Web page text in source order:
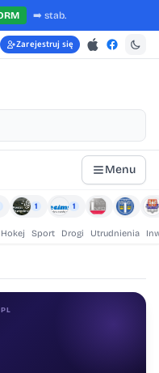
➡️ stab.
Zarejestruj się
Menu
1 1
Hokej Sport Drogi Utrudnienia